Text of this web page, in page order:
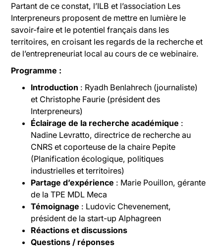
Partant de ce constat, l’ILB et l’association Les
Interpreneurs proposent de mettre en lumière le
savoir-faire et le potentiel français dans les
territoires, en croisant les regards de la recherche et
de l’entrepreneuriat local au cours de ce webinaire.
Programme :
Introduction : Ryadh Benlahrech (journaliste)
et Christophe Faurie (président des
Interpreneurs)
Éclairage de la recherche académique :
Nadine Levratto, directrice de recherche au
CNRS et coporteuse de la chaire Pepite
(Planification écologique, politiques
industrielles et territoires)
Partage d’expérience : Marie Pouillon, gérante
de la TPE MDL Meca
Témoignage : Ludovic Chevenement,
président de la start-up Alphagreen
Réactions et discussions
Questions / réponses